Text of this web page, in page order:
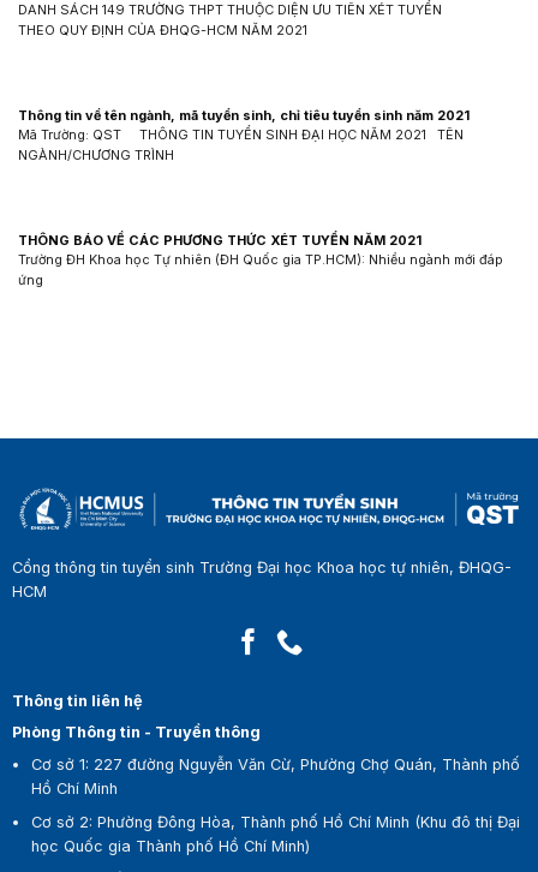
DANH SÁCH 149 TRƯỜNG THPT THUỘC DIỆN ƯU TIÊN XÉT TUYỂN
THEO QUY ĐỊNH CỦA ĐHQG-HCM NĂM 2021
Thông tin về tên ngành, mã tuyển sinh, chỉ tiêu tuyển sinh năm 2021
Mã Trường: QST THÔNG TIN TUYỂN SINH ĐẠI HỌC NĂM 2021 TÊN
NGÀNH/CHƯƠNG TRÌNH
THÔNG BÁO VỀ CÁC PHƯƠNG THỨC XÉT TUYỂN NĂM 2021
Trường ĐH Khoa học Tự nhiên (ĐH Quốc gia TP.HCM): Nhiều ngành mới đáp
ứng
Cổng thông tin tuyển sinh Trường Đại học Khoa học tự nhiên, ĐHQG-
HCM
Thông tin liên hệ
Phòng Thông tin - Truyền thông
Cơ sở 1: 227 đường Nguyễn Văn Cừ, Phường Chợ Quán, Thành phố
Hồ Chí Minh
Cơ sở 2: Phường Đông Hòa, Thành phố Hồ Chí Minh (Khu đô thị Đại
học Quốc gia Thành phố Hồ Chí Minh)